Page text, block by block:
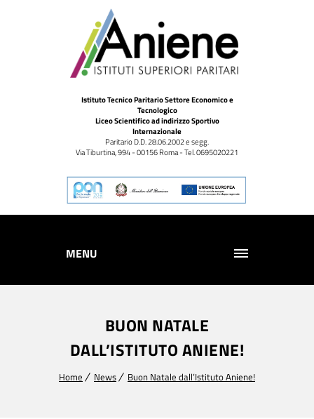
Istituto Tecnico Paritario Settore Economico e
Tecnologico
Liceo Scientifico ad indirizzo Sportivo
Internazionale
Paritario D.D. 28.06.2002 e segg.
Via Tiburtina, 994 - 00156 Roma - Tel. 0695020221
MENU
BUON NATALE
DALL’ISTITUTO ANIENE!
Home News Buon Natale dall’Istituto Aniene!